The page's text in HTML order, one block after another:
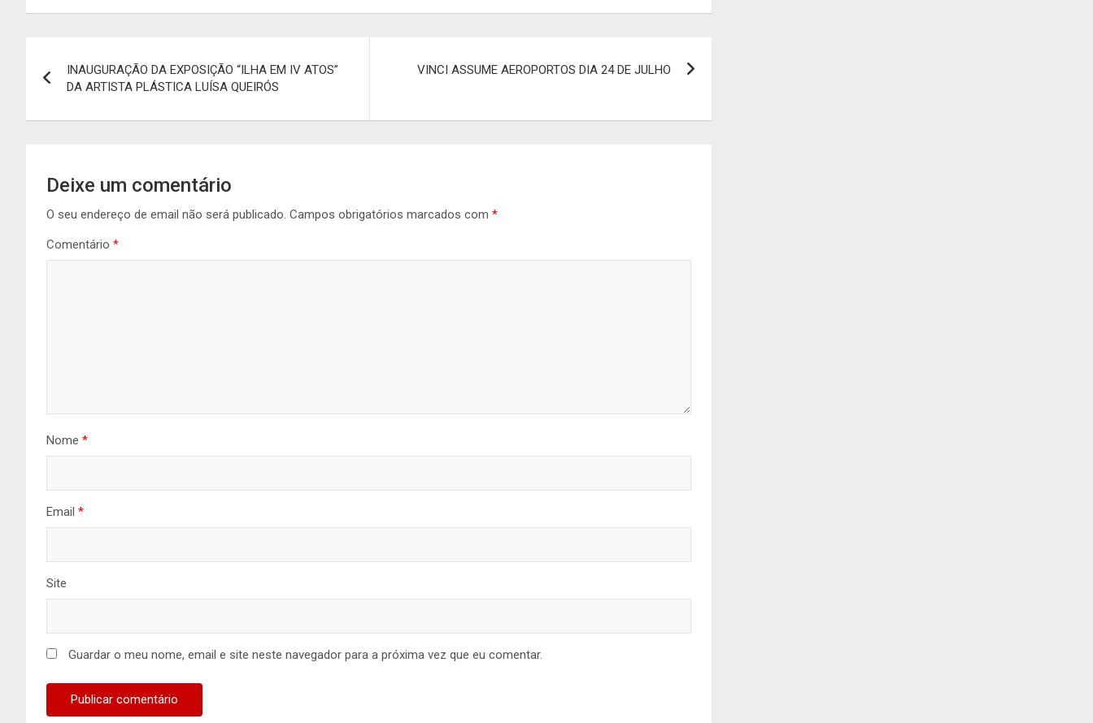
de
artigos
INAUGURAÇÃO DA EXPOSIÇÃO “ILHA EM IV ATOS”
DA ARTISTA PLÁSTICA LUÍSA QUEIRÓS
VINCI ASSUME AEROPORTOS DIA 24 DE JULHO
Deixe um comentário
O seu endereço de email não será publicado. Campos obrigatórios marcados com *
Comentário *
Nome *
Email *
Site
Guardar o meu nome, email e site neste navegador para a próxima vez que eu comentar.